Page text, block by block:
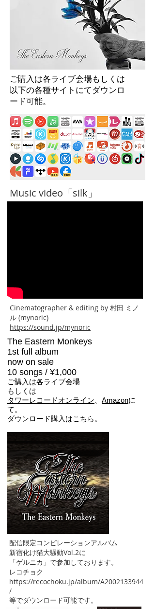
ご購入は各ライブ会場もしくは
以下の各種サイトにてダウンロ
ード可能。
Music video「silk」
Cinematographer & editing by 村田 ミノ
ル (mynoric)
https://sound.jp/mynoric
The Eastern Monkeys
1st full album
now on sale
10 songs / ¥1,000
ご購入は各ライブ会場
もしくは
タワーレコードオンライン
Amazonに
て。
ダウンロード購入はこちら 。
配信限定コンピレーションアルバム
新宿化け猫大騒動Vol.2に
「ゲルニカ」で参加しております。
レコチョク
https://recochoku.jp/album/A2002133944
/
等でダウンロード可能です。